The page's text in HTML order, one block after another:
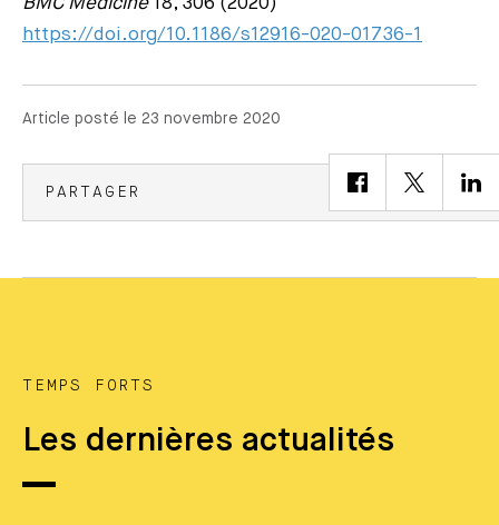
https://doi.org/10.1186/s12916-020-01736-1
Article posté le 23 novembre 2020
PARTAGER
TEMPS FORTS
Les dernières actualités